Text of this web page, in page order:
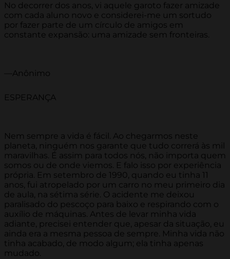
No decorrer dos anos, vi aquele garoto fazer amizade
com cada aluno novo e considerei-me um sortudo
por fazer parte de um círculo de amigos em
constante expansão: uma amizade sem fronteiras.
—Anônimo
ESPERANÇA
Nem sempre a vida é fácil. Ao chegarmos neste
planeta, ninguém nos garante que tudo correrá às mil
maravilhas. É assim para todos nós, não importa quem
somos ou de onde viemos. E falo isso por experiência
própria. Em setembro de 1990, quando eu tinha 11
anos, fui atropelado por um carro no meu primeiro dia
de aula, na sétima série. O acidente me deixou
paralisado do pescoço para baixo e respirando com o
auxílio de máquinas. Antes de levar minha vida
adiante, precisei entender que, apesar da situação, eu
ainda era a mesma pessoa de sempre. Minha vida não
tinha acabado, de modo algum; ela tinha apenas
mudado.